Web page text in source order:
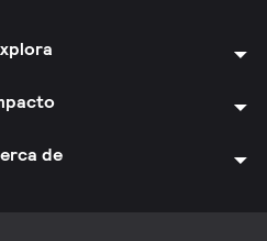
de